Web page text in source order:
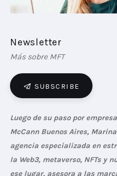
Newsletter
Más sobre MFT
SUBSCRIBE
Luego de su paso por
McCann Buenos Aires,
agencia especializada en
la Web3, metaverso, NFTs y
ese lugar, asesora a las